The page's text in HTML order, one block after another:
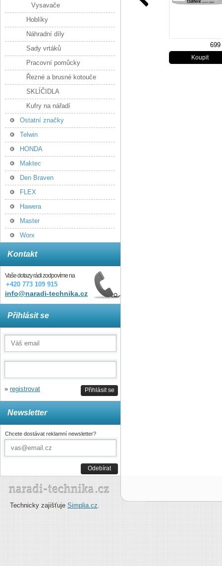
Vysavače
Hoblíky
Náhradní díly
Sady vrtáků
Pracovní pomůcky
Řezné a brusné kotouče
SKLÍČIDLA
Kufry na nářadí
Ostatní značky
Telwin
HONDA
Maktec
Den Braven
FLEX
Hawera
Master
Worx
Kontakt
Vaše dotazy rádi zodpovíme na
+420 773 109 915
info@naradi-technika.cz
Přihlásit se
Přihlásit se
» registrovat
Newsletter
Chcete dostávat reklamní newsletter?
Odebírat
Technicky zajišťuje Simplia.cz.